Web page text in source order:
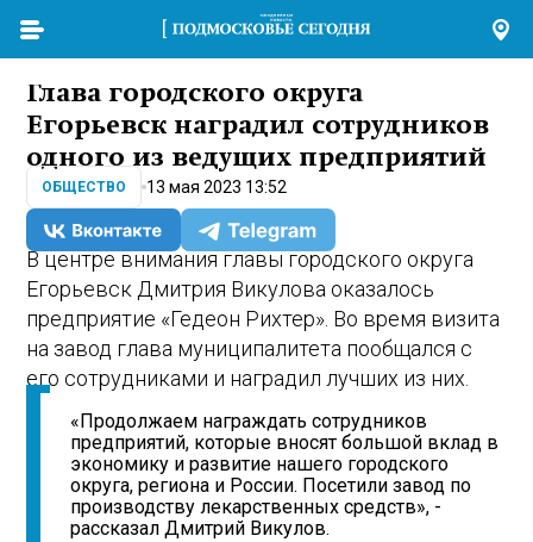
Глава городского округа
Егорьевск наградил сотрудников
одного из ведущих предприятий
ОБЩЕСТВО 13 мая 2023 13:52
В центре внимания главы городского округа
Егорьевск Дмитрия Викулова оказалось
предприятие «Гедеон Рихтер». Во время визита
на завод глава муниципалитета пообщался с
его сотрудниками и наградил лучших из них.
«Продолжаем награждать сотрудников
предприятий, которые вносят большой вклад в
экономику и развитие нашего городского
округа, региона и России. Посетили завод по
производству лекарственных средств», -
рассказал Дмитрий Викулов.